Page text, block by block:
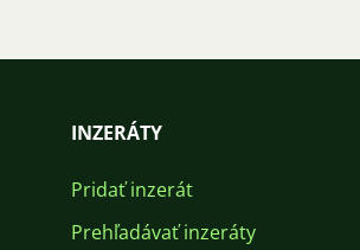
INZERÁTY
Pridať inzerát
Prehľadávať inzeráty